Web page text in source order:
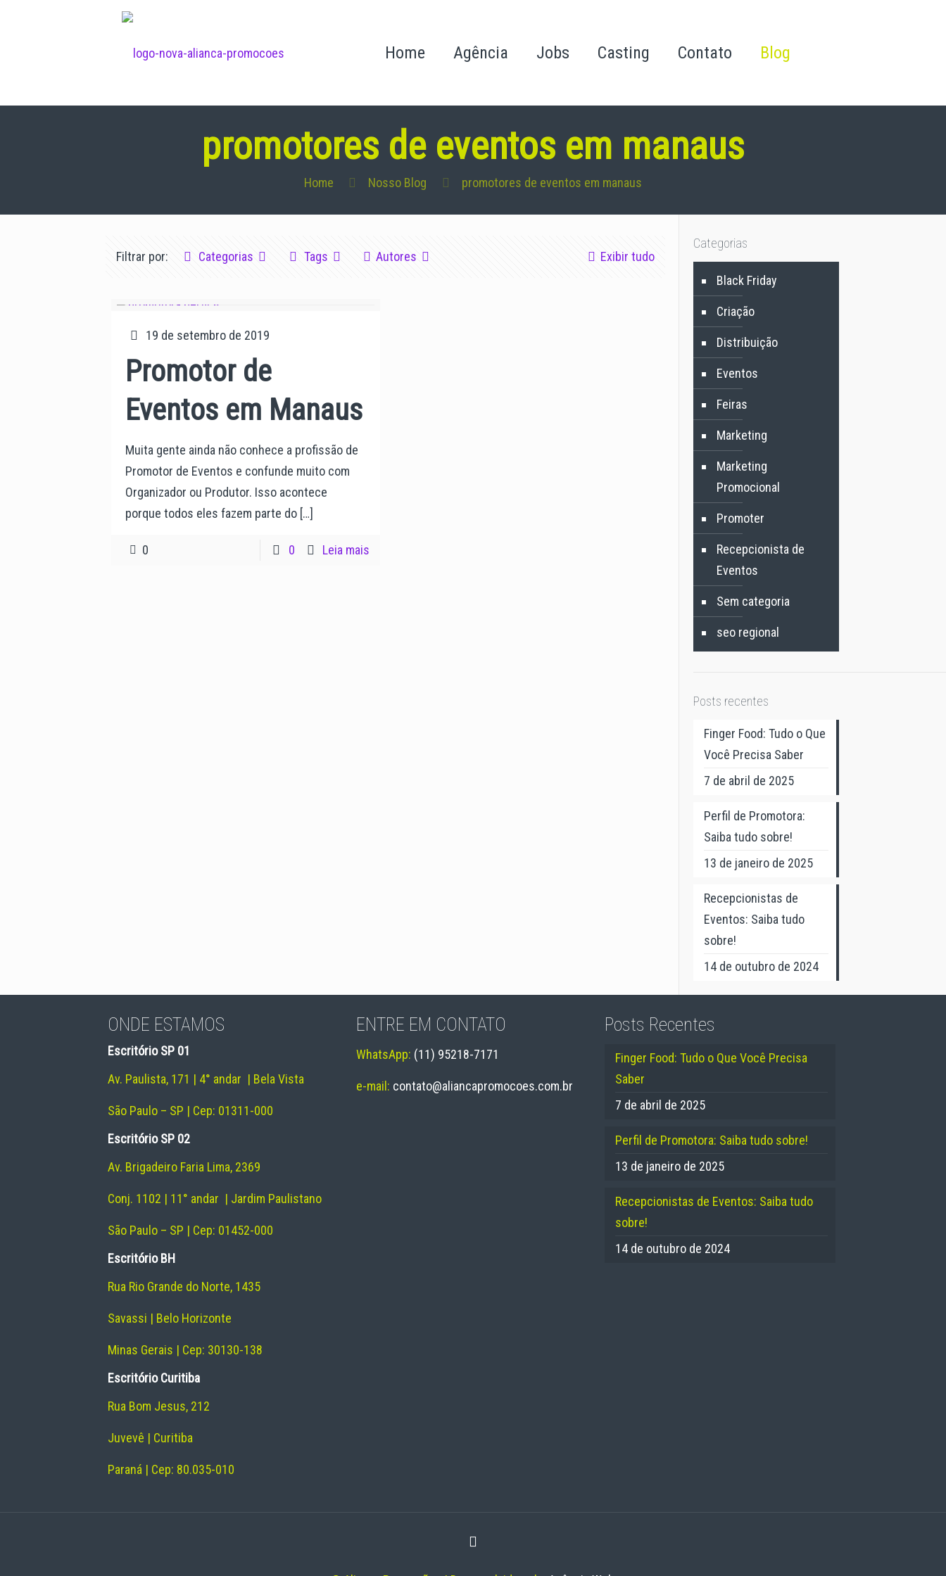
Home Agência Jobs Casting Contato Blog
promotores de eventos em manaus
Home Nosso Blog promotores de eventos em manaus
Filtrar por: Categorias Tags Autores Exibir tudo
19 de setembro de 2019
Promotor de
Eventos em Manaus
Muita gente ainda não conhece a profissão de
Promotor de Eventos e confunde muito com
Organizador ou Produtor. Isso acontece
porque todos eles fazem parte do […]
0 0 Leia mais
Categorias
Black Friday
Criação
Distribuição
Eventos
Feiras
Marketing
Marketing
Promocional
Promoter
Recepcionista de
Eventos
Sem categoria
seo regional
Posts recentes
Finger Food: Tudo o Que
Você Precisa Saber
7 de abril de 2025
Perfil de Promotora:
Saiba tudo sobre!
13 de janeiro de 2025
Recepcionistas de
Eventos: Saiba tudo
sobre!
14 de outubro de 2024
ONDE ESTAMOS
Escritório SP 01
Av. Paulista, 171 | 4° andar | Bela Vista
São Paulo – SP | Cep: 01311-000
Escritório SP 02
Av. Brigadeiro Faria Lima, 2369
Conj. 1102 | 11° andar | Jardim Paulistano
São Paulo – SP | Cep: 01452-000
Escritório BH
Rua Rio Grande do Norte, 1435
Savassi | Belo Horizonte
Minas Gerais | Cep: 30130-138
Escritório Curitiba
Rua Bom Jesus, 212
Juvevê | Curitiba
Paraná | Cep: 80.035-010
ENTRE EM CONTATO
WhatsApp: (11) 95218-7171
e-mail: contato@aliancapromocoes.com.br
Posts Recentes
Finger Food: Tudo o Que Você Precisa
Saber
7 de abril de 2025
Perfil de Promotora: Saiba tudo sobre!
13 de janeiro de 2025
Recepcionistas de Eventos: Saiba tudo
sobre!
14 de outubro de 2024